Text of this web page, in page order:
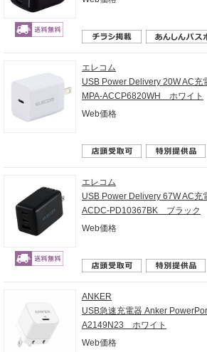
エレコム
USB Power Delivery 20W AC充
MPA-ACCP6820WH ホワイト
Web価格
エレコム
USB Power Delivery 67W AC充
ACDC-PD10367BK ブラック
Web価格
ANKER
USB急速充電器 Anker
A2149N23 ホワイト
Web価格